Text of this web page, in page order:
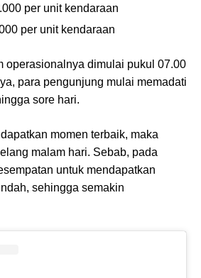
per unit kendaraan
per unit kendaraan
operasionalnya dimulai pukul 07.00
para pengunjung mulai memadati
sore hari.
momen terbaik, maka
malam hari. Sebab, pada
untuk mendapatkan
sehingga semakin